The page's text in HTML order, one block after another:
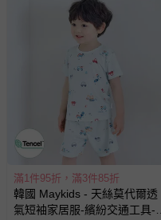
滿1件95折，滿3件85折
韓國 Maykids - 天絲莫代爾透
氣短袖家居服-繽紛交通工具-天